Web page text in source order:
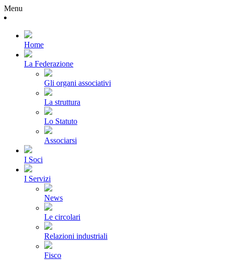
Menu
Home
La Federazione
Gli organi associativi
La struttura
Lo Statuto
Associarsi
I Soci
I Servizi
News
Le circolari
Relazioni industriali
Fisco